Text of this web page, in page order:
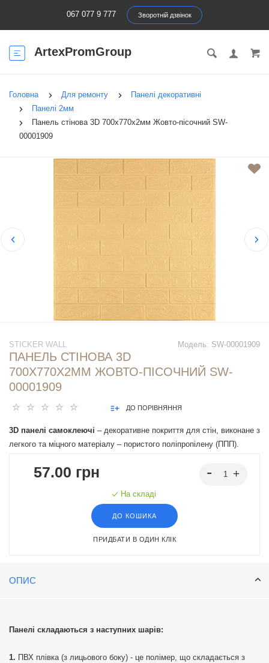
067 077 9 777 Зворотній дзвінок
ArtexPromGroup
Головна Для ремонту
Панелі декоративні
Панелі 2мм
Панель стінова 3D 700х770х2мм Жовто-пісочний SW-
00001909
Модель: SW-00001909
STICKER WALL
ПАНЕЛЬ СТІНОВА 3D
700Х770Х2ММ ЖОВТО-ПІСОЧНИЙ SW-
00001909
ДО ПОРІВНЯННЯ
3D панелі самоклеючі – декоративне покриття для стін, виконане з
легкого та міцного матеріалу – пористого поліпропілену (ППП).
широкому різноманітті кольорів та наявність клейового шару, що
57.00 грн
На складі
ДО КОШИКА
ПРИДБАТИ В ОДИН КЛІК
ОПИС
Панелі складаються з наступних шарів:
ПВХ плівка (з лицьового боку) - це полімер, що складається з